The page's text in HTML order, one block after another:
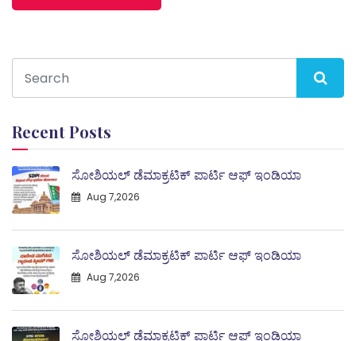
Recent Posts
ಸೋಶಿಯಲ್ ಡೆಮಾಕ್ರಟಿಕ್ ಪಾರ್ಟಿ ಆಫ್ ಇಂಡಿಯಾ
Aug 7,2026
ಸೋಶಿಯಲ್ ಡೆಮಾಕ್ರಟಿಕ್ ಪಾರ್ಟಿ ಆಫ್ ಇಂಡಿಯಾ
Aug 7,2026
ಸೋಶಿಯಲ್ ಡೆಮಾಕ್ರಟಿಕ್ ಪಾರ್ಟಿ ಆಫ್ ಇಂಡಿಯಾ